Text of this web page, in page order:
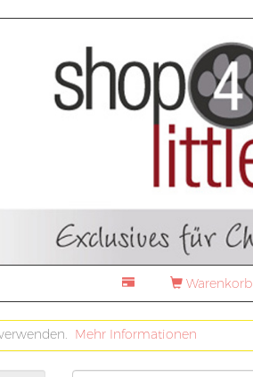
Warenkorb
Mehr Informationen